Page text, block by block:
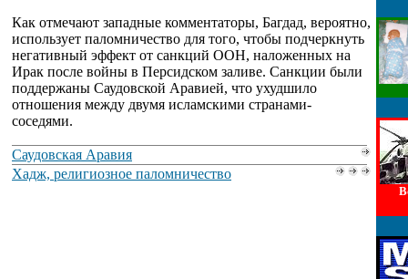
Как отмечают западные комментаторы, Багдад, вероятно,
использует паломничество для того, чтобы подчеркнуть
негативный эффект от санкций ООН, наложенных на
Ирак после войны в Персидском заливе. Санкции были
поддержаны Саудовской Аравией, что ухудшило
отношения между двумя исламскими странами-
соседями.
Саудовская Аравия
Хадж, религиозное паломничество